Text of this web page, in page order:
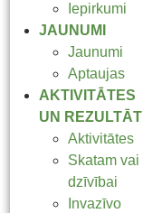
Iepirkumi
JAUNUMI
Jaunumi
Aptaujas
AKTIVITĀTES
UN REZULTĀTI
Aktivitātes
Skatam vai
dzīvībai
Invazīvo